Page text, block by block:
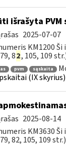
išrašyta
2025-07-07
KM1200
82, 105, 109
pvm sąskaita
(IX
2025-08-14
KM3630
82, 105, 109